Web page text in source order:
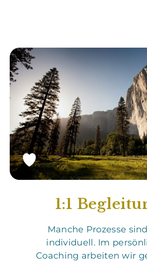
1:1
Manche Prozesse
individuell. Im
Coaching arbeiten wir